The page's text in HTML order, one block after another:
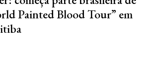
Painted Blood Tour” em